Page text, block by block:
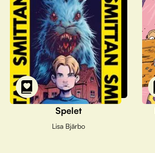
Spelet
Lisa Bjärbo